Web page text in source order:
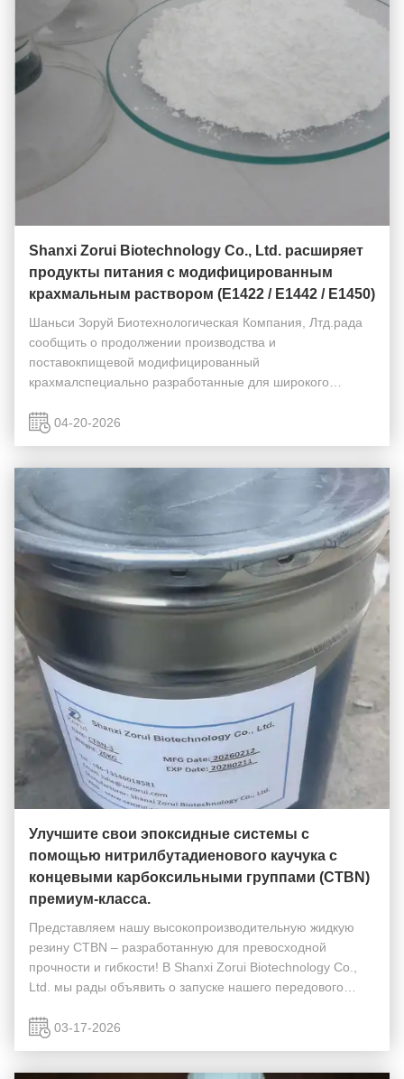
Shanxi Zorui Biotechnology Co., Ltd. расширяет
продукты питания с модифицированным
крахмальным раствором (E1422 / E1442 / E1450)
Шаньси Зоруй Биотехнологическая Компания, Лтд.рада
сообщить о продолжении производства и
поставокпищевой модифицированный
крахмалспециально разработанные для широкого
линейке нашей продукции представлены
04-20-2026
Улучшите свои эпоксидные системы с
помощью нитрилбутадиенового каучука с
концевыми карбоксильными группами (CTBN)
премиум-класса.
Представляем нашу высокопроизводительную жидкую
резину CTBN – разработанную для превосходной
прочности и гибкости! В Shanxi Zorui Biotechnology Co.,
Ltd. мы рады объявить о запуске нашего передового
каучука (CTBN), революционной добавки,
03-17-2026